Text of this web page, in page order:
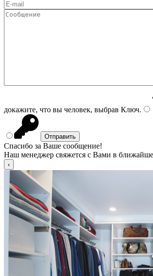
докажите, что вы человек, выбрав Ключ.
Спасибо за Ваше сообщение!
Наш менеджер свяжется с Вами в